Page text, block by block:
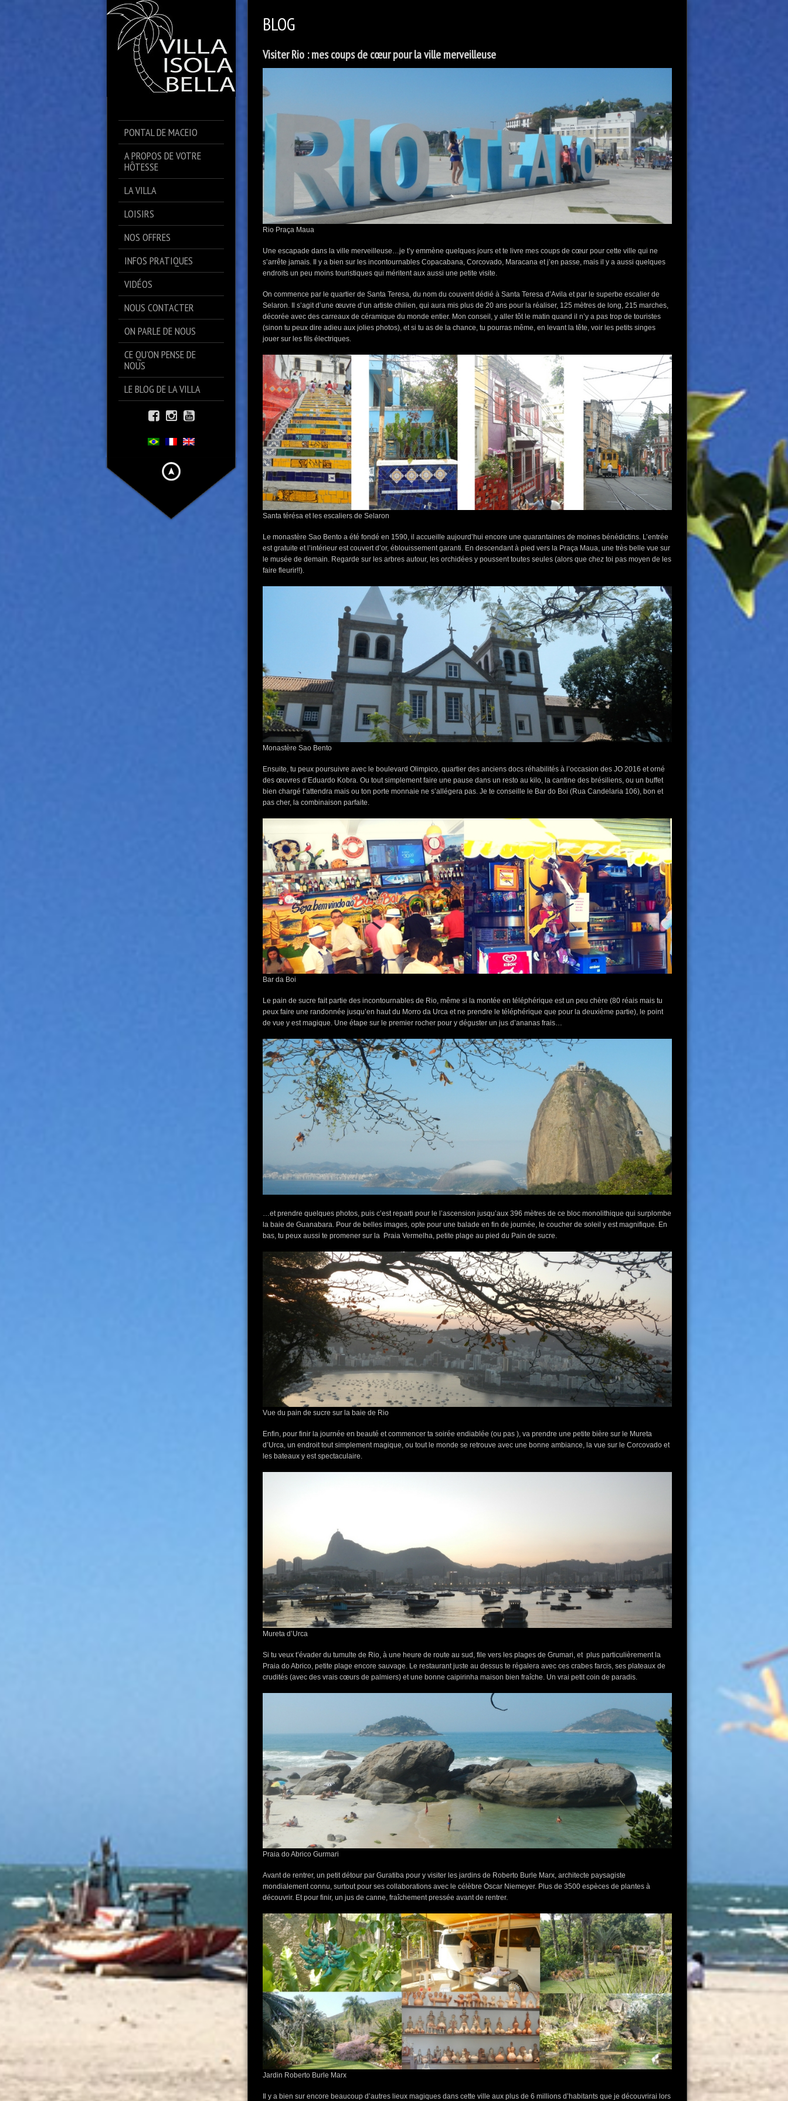
PONTAL DE MACEIO
A PROPOS DE VOTRE
HÔTESSE
LA VILLA
LOISIRS
NOS OFFRES
INFOS PRATIQUES
VIDÉOS
NOUS CONTACTER
ON PARLE DE NOUS
CE QU’ON PENSE DE
NOUS
LE BLOG DE LA VILLA
BLOG
Visiter Rio : mes coups de cœur pour la ville merveilleuse
Rio Praça Maua
Une escapade dans la ville merveilleuse…je t’y emmène quelques jours et te livre mes coups de cœur pour cette ville qui ne
s’arrête jamais. Il y a bien sur les incontournables Copacabana, Corcovado, Maracana et j’en passe, mais il y a aussi quelques
endroits un peu moins touristiques qui méritent aux aussi une petite visite.
On commence par le quartier de Santa Teresa, du nom du couvent dédié à Santa Teresa d’Avila et par le superbe escalier de
Selaron. Il s’agit d’une œuvre d’un artiste chilien, qui aura mis plus de 20 ans pour la réaliser, 125 mètres de long, 215 marches,
décorée avec des carreaux de céramique du monde entier. Mon conseil, y aller tôt le matin quand il n’y a pas trop de touristes
(sinon tu peux dire adieu aux jolies photos), et si tu as de la chance, tu pourras même, en levant la tête, voir les petits singes
jouer sur les fils électriques.
Santa térésa et les escaliers de Selaron
Le monastère Sao Bento a été fondé en 1590, il accueille aujourd’hui encore une quarantaines de moines bénédictins. L’entrée
est gratuite et l’intérieur est couvert d’or, éblouissement garanti. En descendant à pied vers la Praça Maua, une très belle vue sur
le musée de demain. Regarde sur les arbres autour, les orchidées y poussent toutes seules (alors que chez toi pas moyen de les
faire fleurir!!).
Monastère Sao Bento
Ensuite, tu peux poursuivre avec le boulevard Olimpico, quartier des anciens docs réhabilités à l’occasion des JO 2016 et orné
des œuvres d’Eduardo Kobra. Ou tout simplement faire une pause dans un resto au kilo, la cantine des brésiliens, ou un buffet
bien chargé t’attendra mais ou ton porte monnaie ne s’allégera pas. Je te conseille le Bar do Boi (Rua Candelaria 106), bon et
pas cher, la combinaison parfaite.
Bar da Boi
Le pain de sucre fait partie des incontournables de Rio, même si la montée en téléphérique est un peu chère (80 réais mais tu
peux faire une randonnée jusqu’en haut du Morro da Urca et ne prendre le téléphérique que pour la deuxième partie), le point
de vue y est magique. Une étape sur le premier rocher pour y déguster un jus d’ananas frais…
…et prendre quelques photos, puis c’est reparti pour le l’ascension jusqu’aux 396 mètres de ce bloc monolithique qui surplombe
la baie de Guanabara. Pour de belles images, opte pour une balade en fin de journée, le coucher de soleil y est magnifique. En
bas, tu peux aussi te promener sur la Praia Vermelha, petite plage au pied du Pain de sucre.
Vue du pain de sucre sur la baie de Rio
Enfin, pour finir la journée en beauté et commencer ta soirée endiablée (ou pas ), va prendre une petite bière sur le Mureta
d’Urca, un endroit tout simplement magique, ou tout le monde se retrouve avec une bonne ambiance, la vue sur le Corcovado et
les bateaux y est spectaculaire.
Mureta d’Urca
Si tu veux t’évader du tumulte de Rio, à une heure de route au sud, file vers les plages de Grumari, et plus particulièrement la
Praia do Abrico, petite plage encore sauvage. Le restaurant juste au dessus te régalera avec ces crabes farcis, ses plateaux de
crudités (avec des vrais cœurs de palmiers) et une bonne caipirinha maison bien fraîche. Un vrai petit coin de paradis.
Praia do Abrico Gurmari
Avant de rentrer, un petit détour par Guratiba pour y visiter les jardins de Roberto Burle Marx, architecte paysagiste
mondialement connu, surtout pour ses collaborations avec le célèbre Oscar Niemeyer. Plus de 3500 espèces de plantes à
découvrir. Et pour finir, un jus de canne, fraîchement pressée avant de rentrer.
Jardin Roberto Burle Marx
Il y a bien sur encore beaucoup d’autres lieux magiques dans cette ville aux plus de 6 millions d’habitants que je découvrirai lors